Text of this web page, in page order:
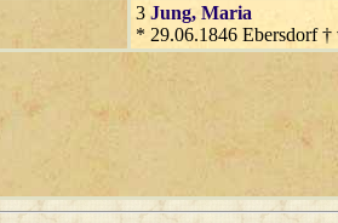
3 Jung, Maria
* 29.06.1846 Ebersdorf †